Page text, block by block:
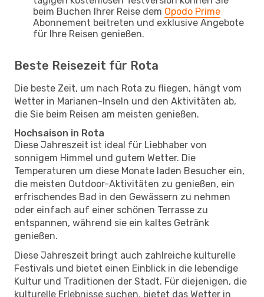
beim Buchen Ihrer Reise dem Opodo Prime
Abonnement beitreten und exklusive Angebote
für Ihre Reisen genießen.
Beste Reisezeit für Rota
Die beste Zeit, um nach Rota zu fliegen, hängt vom
Wetter in Marianen-Inseln und den Aktivitäten ab,
die Sie beim Reisen am meisten genießen.
Hochsaison in Rota
Diese Jahreszeit ist ideal für Liebhaber von
sonnigem Himmel und gutem Wetter. Die
Temperaturen um diese Monate laden Besucher ein,
die meisten Outdoor-Aktivitäten zu genießen, ein
erfrischendes Bad in den Gewässern zu nehmen
oder einfach auf einer schönen Terrasse zu
entspannen, während sie ein kaltes Getränk
genießen.
Diese Jahreszeit bringt auch zahlreiche kulturelle
Festivals und bietet einen Einblick in die lebendige
Kultur und Traditionen der Stadt. Für diejenigen, die
kulturelle Erlebnisse suchen, bietet das Wetter in